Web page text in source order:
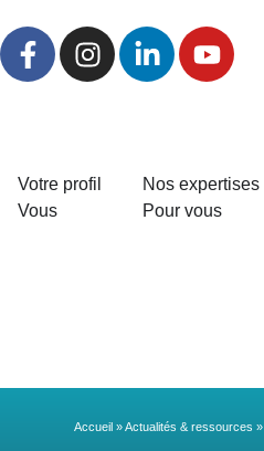
Votre profil
Vous
Nos expertises
Pour vous
Accueil »Actualités & ressources »